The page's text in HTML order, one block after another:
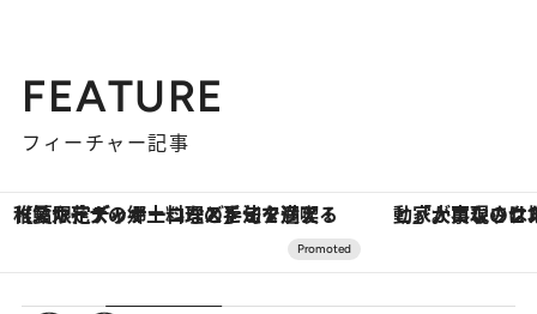
FEATURE
フィーチャー記事
「大事なのは地域の意識を変えること」。ロレックス賞受賞の自然保護活動家が実現させたナイジェリアの自然環境の復活